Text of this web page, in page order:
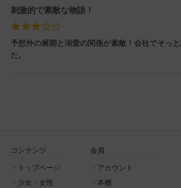
刺激的で素敵な物語！
予想外の展開と溺愛の関係が素敵！会社でそっ
た。
コンテンツ
トップページ
少女・女性
会員
アカウント
本棚